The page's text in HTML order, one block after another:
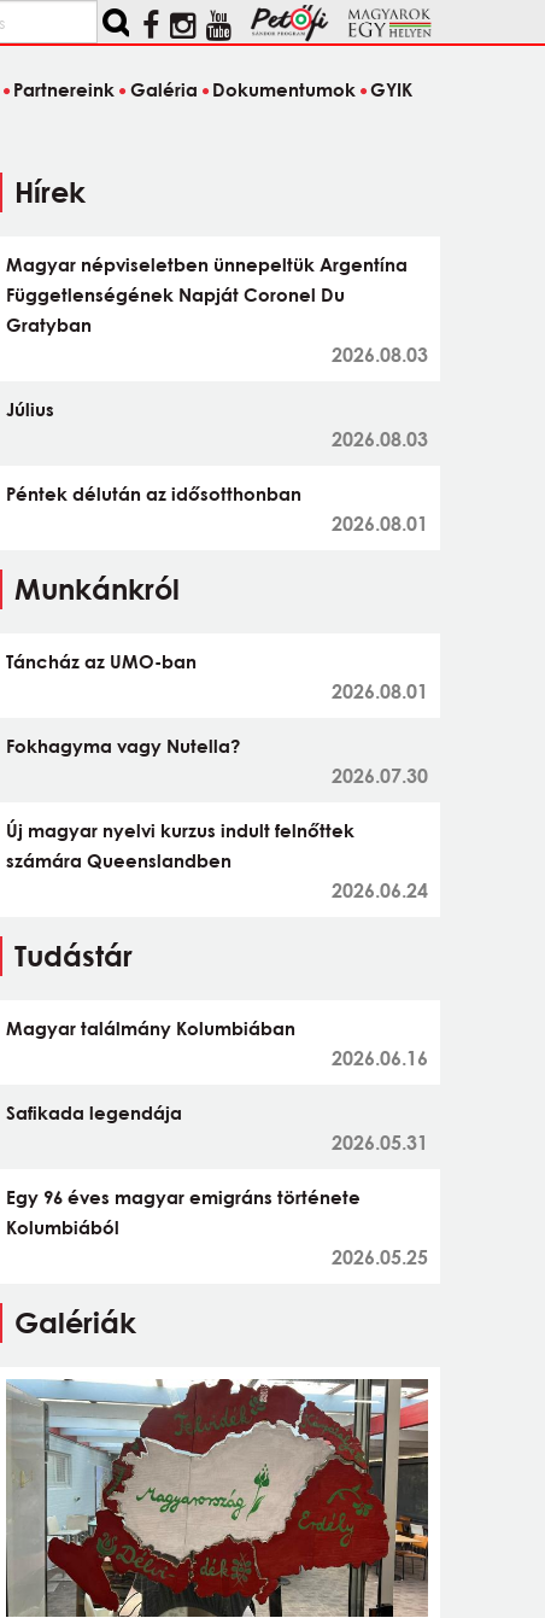
Partnereink Galéria Dokumentumok GYIK
Hírek
Magyar népviseletben ünnepeltük Argentína
Függetlenségének Napját Coronel Du
Gratyban
2026.08.03
Július
2026.08.03
Péntek délután az idősotthonban
2026.08.01
Munkánkról
Táncház az UMO-ban
2026.08.01
Fokhagyma vagy Nutella?
2026.07.30
Új magyar nyelvi kurzus indult felnőttek
számára Queenslandben
2026.06.24
Tudástár
Magyar találmány Kolumbiában
2026.06.16
Safikada legendája
2026.05.31
Egy 96 éves magyar emigráns története
Kolumbiából
2026.05.25
Galériák